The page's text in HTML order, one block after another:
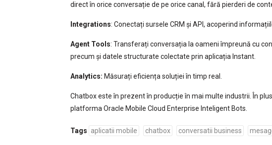
direct în orice conversație de pe orice canal, fără pierderi de
Integrations: Conectați sursele CRM și API, acoperind
Agent Tools: Transferați conversația la oameni împreună cu
precum și datele structurate colectate prin aplicația Instant.
Analytics: Măsurați eficiența soluției în timp real.
Chatbox este în prezent în producție în mai multe industrii. În
platforma Oracle Mobile Cloud Enterprise Inteligent Bots.
Tags aplicatii mobile chatbox conversatii business